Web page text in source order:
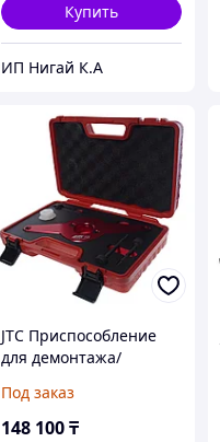
Купить
ИП Нигай К.А
JTC Приспособление
для демонтажа/
колебаний цепи ГРМ
(VW AUDI TFSI 1.8/2.0)
Под заказ
148 100₸